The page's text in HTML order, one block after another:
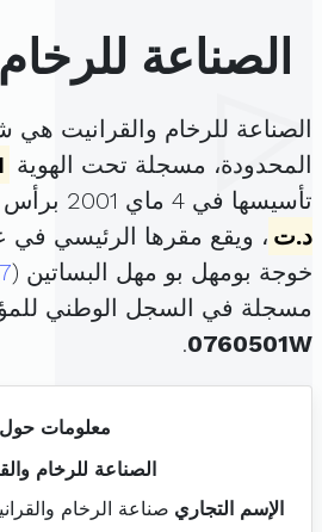
الصناعة
الصناعة للرخام والقرانيت
المحدودة، مسجلة تحت الهوية
تأسيسها في 4 ماي 2001 برأس مال قدره
د.ت
خوجة بومهل بو مهل البساتين (
مسجلة في السجل الوطني
0760501W
.
معلومات حول
الصناعة للرخام
الإسم التجاري صناعة الرخام